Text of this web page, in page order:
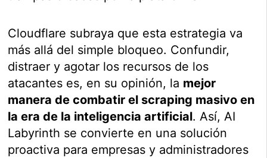
Cloudflare subraya que esta estrategia va
más allá del simple bloqueo. Confundir,
distraer y agotar los recursos de los
atacantes es, en su opinión, la mejor
manera de combatir el scraping masivo en
la era de la inteligencia artificial. Así, AI
Labyrinth se convierte en una solución
proactiva para empresas y administradores